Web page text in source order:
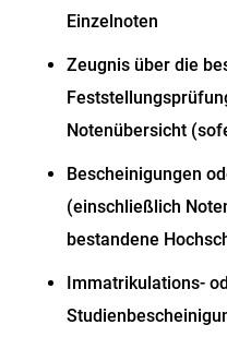
Einzelnoten
Zeugnis über die
Notenübersicht
Bescheinigungen
(einschließlich
bestandene
Immatrikulations-